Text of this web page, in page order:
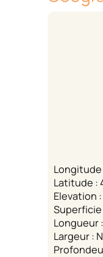
Longitude
Latitude :
Elevation
Longueur
Largeur :